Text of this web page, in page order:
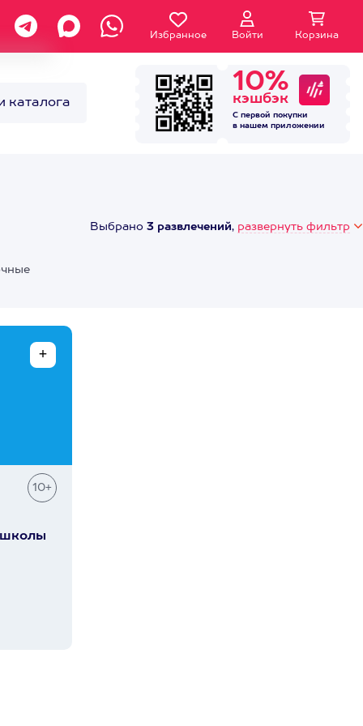
Избранное Войти Корзина
каталога
10%
кэшбэк
С первой покупки
в нашем приложении
Выбрано 3 развлечений, развернуть фильтр
10+
школы